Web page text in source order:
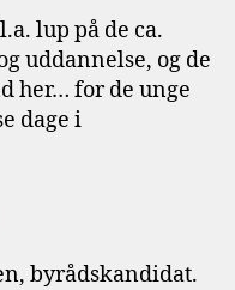
lup på de ca.
uddannelse, og de
her… for de unge
dage i